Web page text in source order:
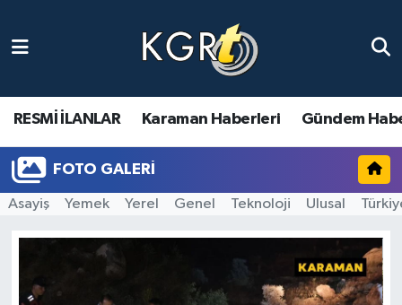
RESMİ İLANLAR Karaman Haberleri Gündem
FOTO GALERI
Asayiş Yemek Yerel Genel Teknoloji Ulusal
Gündem Haberleri
Güncel Haberler
Spor Haberleri
Asayiş Haberleri
Ulusal Haberler